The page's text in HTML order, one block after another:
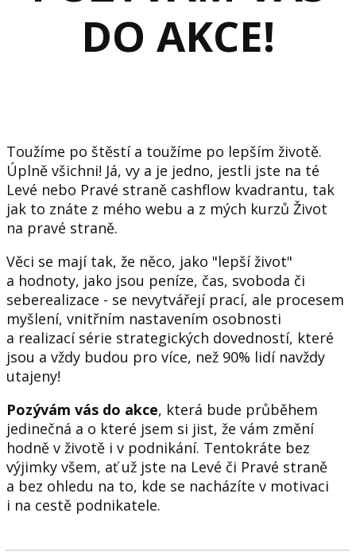
DO AKCE!
Toužíme po štěstí a toužíme po lepším životě.
Úplně všichni! Já, vy a je jedno, jestli jste na té
Levé nebo Pravé straně cashflow kvadrantu, tak
jak to znáte z mého webu a z mých kurzů Život
na pravé straně.
Věci se mají tak, že něco, jako "lepší život"
a hodnoty, jako jsou peníze, čas, svoboda či
seberealizace - se nevytvářejí prací, ale procesem
myšlení, vnitřním nastavením osobnosti
a realizací série strategických dovedností, které
jsou a vždy budou pro více, než 90% lidí navždy
utajeny!
Pozývám vás do akce, která bude průběhem
jedinečná a o které jsem si jist, že vám změní
hodně v životě i v podnikání. Tentokráte bez
výjimky všem, ať už jste na Levé či Pravé straně
a bez ohledu na to, kde se nacházíte v motivaci
i na cestě podnikatele.